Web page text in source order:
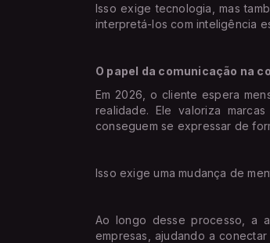
Isso exige tecnologia, mas
interpretá-los com inteligência
O papel da comunicação na
Em 2026, o cliente espera
realidade. Ele valoriza
conseguem se expressar de
Isso exige uma mudança de
Ao longo desse processo, a
empresas, ajudando a